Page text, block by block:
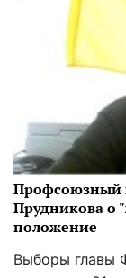
Профсоюзный
Прудникова о
положение
Выборы главы